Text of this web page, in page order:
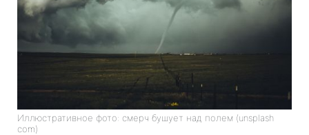
Иллюстративное фото: смерч бушует над полем (unsplash
com)